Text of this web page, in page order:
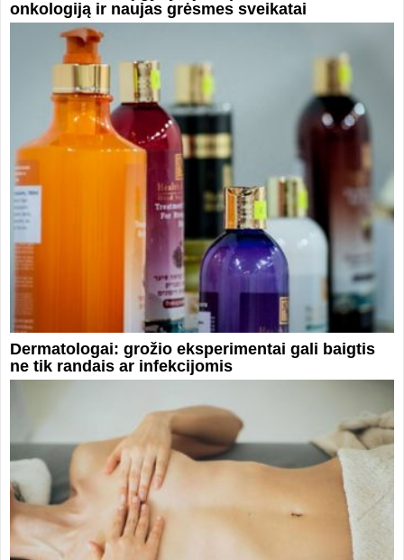
onkologiją ir naujas grėsmes sveikatai
Dermatologai: grožio eksperimentai gali baigtis
ne tik randais ar infekcijomis